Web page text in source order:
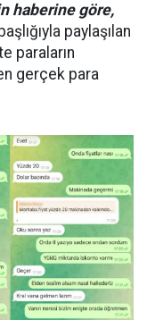
haberine göre,
paylaşılan
paraların
gerçek para